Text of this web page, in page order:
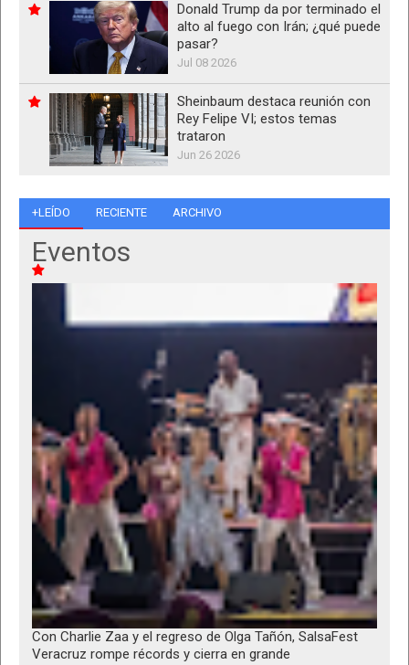
Donald Trump da por terminado el
alto al fuego con Irán; ¿qué puede
pasar?
Jul 08 2026
Sheinbaum destaca reunión con
Rey Felipe VI; estos temas
trataron
Jun 26 2026
+LEÍDO RECIENTE ARCHIVO
Eventos
Con Charlie Zaa y el regreso de Olga Tañón, SalsaFest
Veracruz rompe récords y cierra en grande